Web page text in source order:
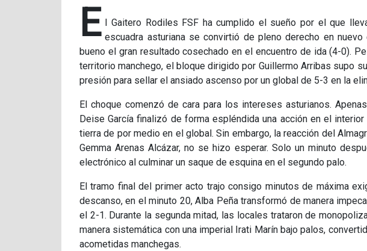
E
l Gaitero Rodiles FSF ha cumplido el sueño por el que
escuadra asturiana se convirtió de pleno derecho en
bueno el gran resultado cosechado en el encuentro de ida (4-0).
territorio manchego, el bloque dirigido por Guillermo Arribas supo
presión para sellar el ansiado ascenso por un global de 5-3 en la
El choque comenzó de cara para los intereses asturianos.
Deise García finalizó de forma espléndida una acción en el
tierra de por medio en el global. Sin embargo, la reacción del
Gemma Arenas Alcázar, no se hizo esperar. Solo un minuto
electrónico al culminar un saque de esquina en el segundo palo.
El tramo final del primer acto trajo consigo minutos de máxima
descanso, en el minuto 20, Alba Peña transformó de manera
el 2-1. Durante la segunda mitad, las locales trataron de
manera sistemática con una imperial Irati Marín bajo palos,
acometidas manchegas.